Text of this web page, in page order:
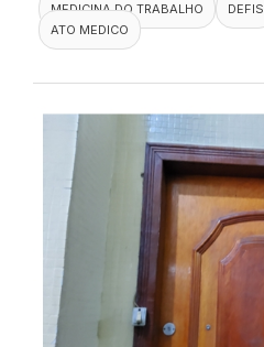
MEDICINA DO TRABALHO
DEFIS
ATO MEDICO